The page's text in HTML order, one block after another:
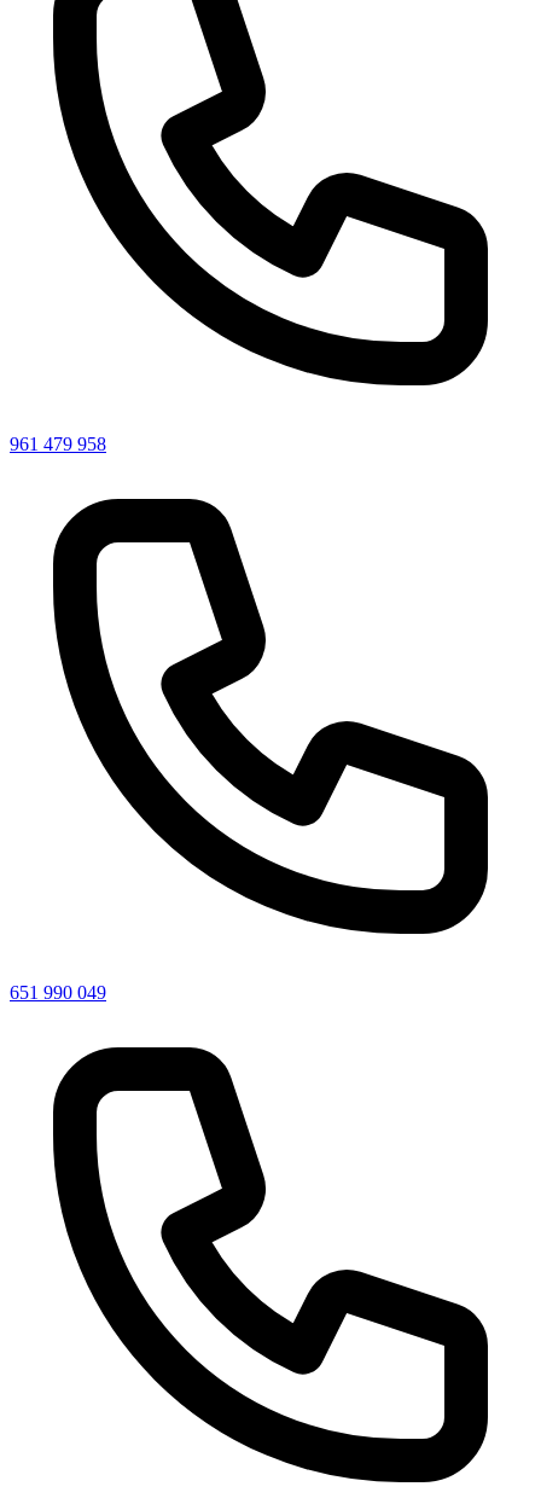
961 479 958
651 990 049